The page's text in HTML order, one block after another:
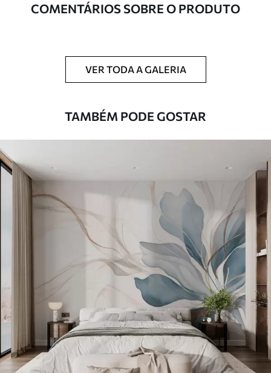
Adicionalmente
Disponível com revestimento de verniz
esponja macia. Murais de parede com
revestimento de verniz podem ser limpos
Aplicação perfeita
Materiais disponíveis
Standard
/m²
34.00 €
Vinil Premium
39.00 €/m²
Peel and Stick
COMENTÁRIOS SOBRE O PRODUTO
VER TODA A GALERIA
TAMBÉM PODE GOSTAR